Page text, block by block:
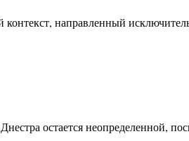
направленный
остается неопределенной,